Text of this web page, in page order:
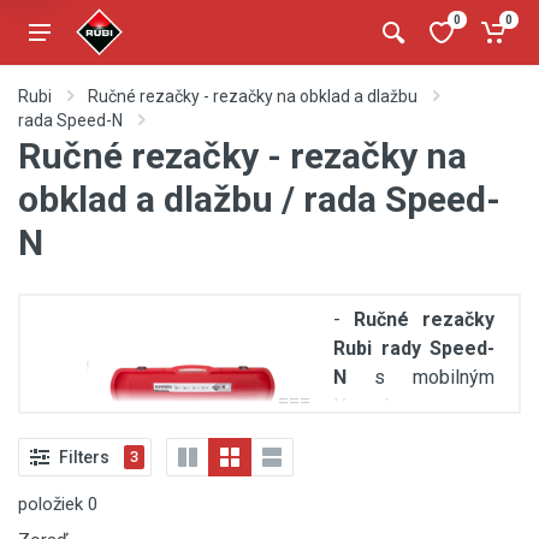
0 0
Rubi
Ručné rezačky - rezačky na obklad a dlažbu
rada Speed-N
Ručné rezačky - rezačky na
obklad a dlažbu / rada Speed-
N
- Ručné rezačky
Rubi rady Speed-
N s mobilným
lámacím
===
Filters 3
položiek 0